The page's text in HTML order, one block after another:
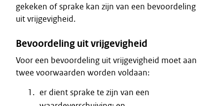
gekeken of sprake kan zijn van een bevoordeling
uit vrijgevigheid.
Bevoordeling uit vrijgevigheid
Voor een bevoordeling uit vrijgevigheid moet aan
twee voorwaarden worden voldaan:
er dient sprake te zijn van een